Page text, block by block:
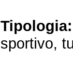
Tipologia:
sportivo,